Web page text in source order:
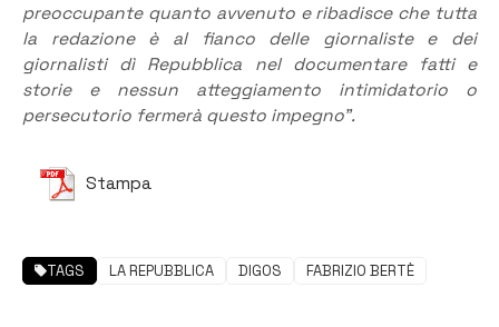
preoccupante quanto avvenuto e ribadisce che tutta
la redazione è al fianco delle giornaliste e dei
giornalisti dì Repubblica nel documentare fatti e
storie e nessun atteggiamento intimidatorio o
persecutorio fermerà questo impegno”.
Stampa
TAGS LA REPUBBLICA DIGOS FABRIZIO BERTÈ